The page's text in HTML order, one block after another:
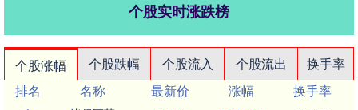
个股实时涨跌榜
个股涨幅 个股跌幅 个股流入 个股流出
换手率
排名
名称 最新价 涨幅
换手率